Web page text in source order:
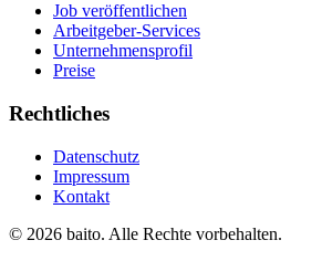
Job veröffentlichen
Arbeitgeber-Services
Unternehmensprofil
Preise
Rechtliches
Datenschutz
Impressum
Kontakt
© 2026 baito. Alle Rechte vorbehalten.